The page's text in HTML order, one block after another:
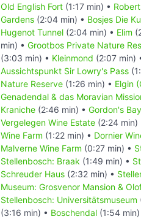
Old English Fort (1:17 min) •
Gardens (2:04 min) • Bosjes Die
Hugenot Tunnel (2:04 min) • Elim
min) • Grootbos Private Nature
(3:03 min) • Kleinmond (2:07 min)
Aussichtspunkt Sir Lowry's Pass
Nature Reserve (1:26 min) • Elgin
Genadendal & das Moravian
Kraniche (2:46 min) • Gordon's
Vergelegen Wine Estate (2:24 min)
Wine Farm (1:22 min) • Dornier
Malverne Wine Farm (0:27 min) •
Stellenbosch: Braak (1:49 min) •
Schreuder Haus (2:32 min) •
Museum: Grosvenor Mansion &
Stellenbosch: Universitätsmuseum
(3:16 min) • Boschendal (1:54 min)